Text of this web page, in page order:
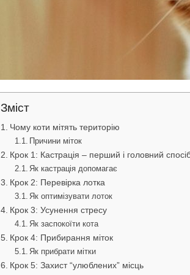
Зміст
Чому коти мітять територію
Причини міток
Крок 1: Кастрація – перший і головний
Як кастрація допомагає
Крок 2: Перевірка лотка
Як оптимізувати лоток
Крок 3: Усунення стресу
Як заспокоїти кота
Крок 4: Прибирання міток
Як прибрати мітки
Крок 5: Захист “улюблених” місць